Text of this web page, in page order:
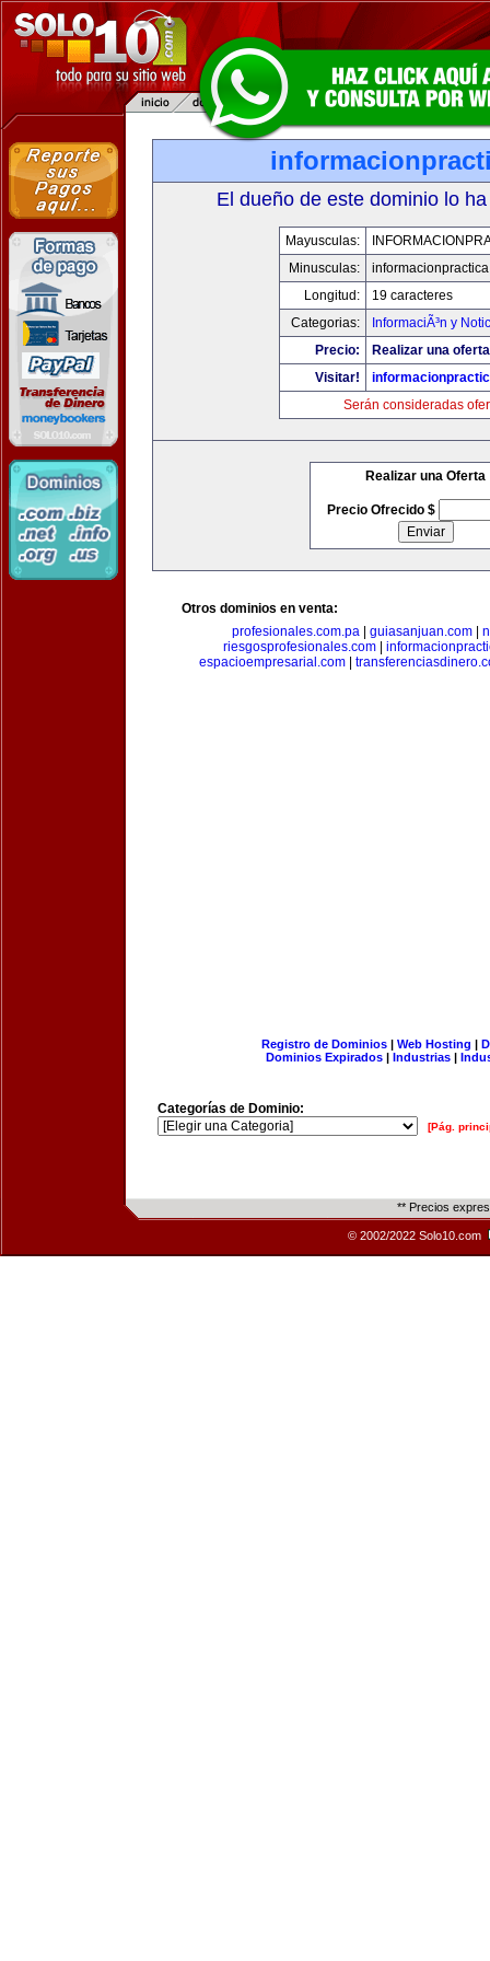
El dueño de este dominio lo
Mayusculas:
Minusculas:
Longitud:
19 caracteres
Categorias:
InformaciÃ³n y
Precio:
Realizar una
Visitar!
Serán consideradas
Realizar una Oferta
Precio Ofrecido $
Otros dominios en venta:
profesionales.com.pa
guiasanjuan.com
riesgosprofesionales.com
espacioempresarial.com
Registro de Dominios| Web Hosting |
Dominios Expirados | Industrias |
Categorías de Dominio:
[Pág.
** Precios
© 2002/2022 Solo10.com